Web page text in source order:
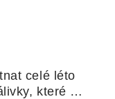
celé léto
které